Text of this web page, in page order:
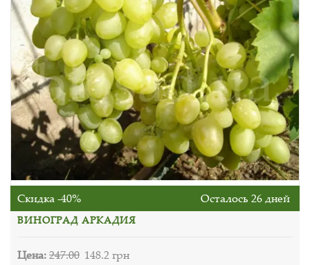
Скидка -40% Осталось 26 дней
ВИНОГРАД АРКАДИЯ
Цена:247.00 148.2 грн